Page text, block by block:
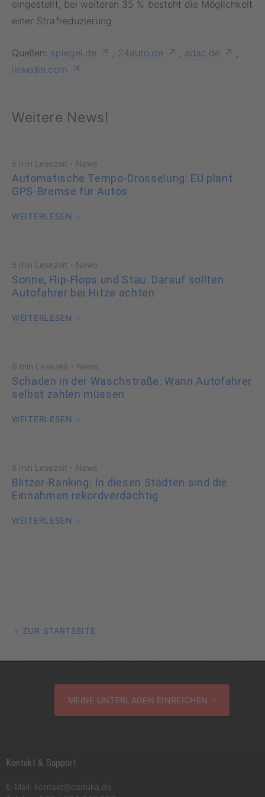
eingestellt, bei weiteren 35 % besteht die Möglichkeit
einer Strafreduzierung.
Quellen: spiegel.de , 24auto.de , adac.de
,
linkedin.com
Weitere News!
5 min Lesezeit · News
Automatische Tempo-Drosselung: EU plant
GPS-Bremse für Autos
WEITERLESEN
5 min Lesezeit · News
Sonne, Flip-Flops und Stau: Darauf sollten
Autofahrer bei Hitze achten
WEITERLESEN
6 min Lesezeit · News
Schaden in der Waschstraße: Wann Autofahrer
selbst zahlen müssen
WEITERLESEN
5 min Lesezeit · News
Blitzer-Ranking: In diesen Städten sind die
Einnahmen rekordverdächtig
WEITERLESEN
ZUR STARTSEITE
MEINE UNTERLAGEN EINREICHEN ›
Kontakt & Support
E-Mail: kontakt@coduka.de